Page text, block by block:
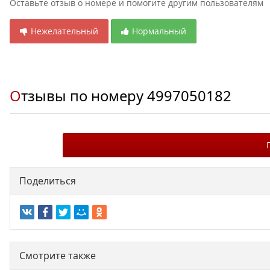
Оставьте отзыв о номере и помогите другим пользователям
Нежелательный Нормальный
Отзывы по номеру4997050182
Поделиться
Смотрите также